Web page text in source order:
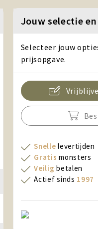
Jouw selectie
Selecteer jouw
prijsopgave.
Snelle levertijden
Gratis monsters
Veilig betalen
Actief sinds 1997